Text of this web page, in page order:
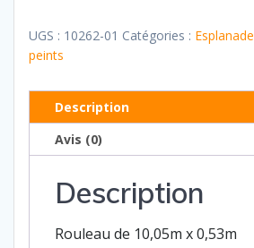
1
UGS : 10262-01 Catégories : Esplanade
peints
Description
Avis (0)
Description
Rouleau de 10,05m x 0,53m